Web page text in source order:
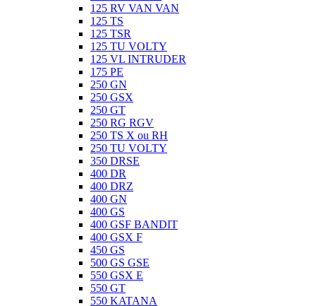
125 RV VAN VAN
125 TS
125 TSR
125 TU VOLTY
125 VL INTRUDER
175 PE
250 GN
250 GSX
250 GT
250 RG RGV
250 TS X ou RH
250 TU VOLTY
350 DRSE
400 DR
400 DRZ
400 GN
400 GS
400 GSF BANDIT
400 GSX F
450 GS
500 GS GSE
550 GSX E
550 GT
550 KATANA